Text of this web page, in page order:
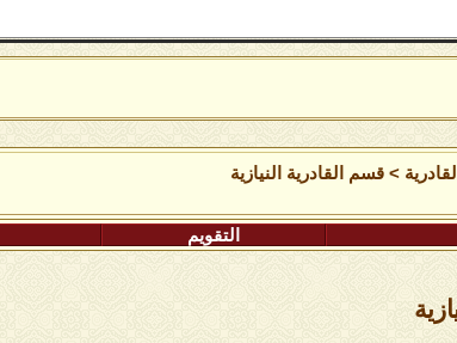
>قسم القادرية النيازية
التقويم